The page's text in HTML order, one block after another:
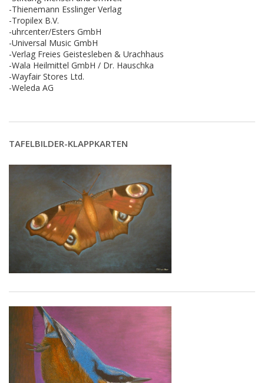
-Thienemann Esslinger Verlag
-Tropilex B.V.
-uhrcenter/Esters GmbH
-Universal Music GmbH
-Verlag Freies Geistesleben & Urachhaus
-Wala Heilmittel GmbH / Dr. Hauschka
-Wayfair Stores Ltd.
-Weleda AG
TAFELBILDER-KLAPPKARTEN